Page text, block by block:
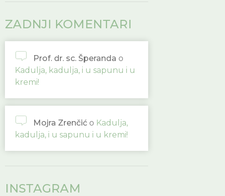
ZADNJI KOMENTARI
Prof. dr. sc. Šperanda o
Kadulja, kadulja, i u sapunu i u
kremi!
Mojra Zrenčićo Kadulja,
kadulja, i u sapunu i u kremi!
INSTAGRAM